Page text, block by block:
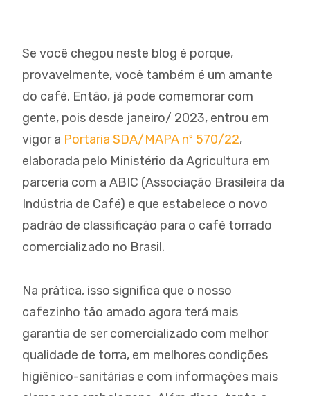
Se você chegou neste blog é porque,
provavelmente, você também é um amante
do café. Então, já pode comemorar com
gente, pois desde janeiro/ 2023, entrou em
vigor a Portaria SDA/MAPA nº 570/22,
elaborada pelo Ministério da Agricultura em
parceria com a ABIC (Associação Brasileira da
Indústria de Café) e que estabelece o novo
padrão de classificação para o café torrado
comercializado no Brasil.
Na prática, isso significa que o nosso
cafezinho tão amado agora terá mais
garantia de ser comercializado com melhor
qualidade de torra, em melhores condições
higiênico-sanitárias e com informações mais